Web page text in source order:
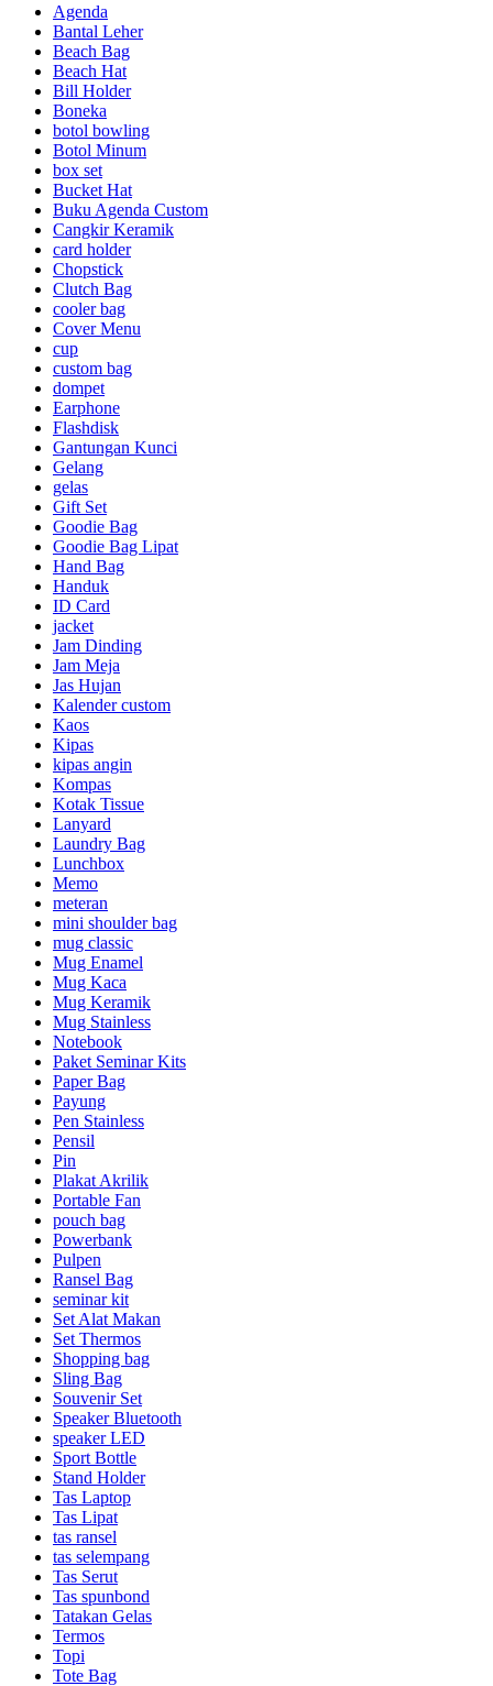
Agenda
Bantal Leher
Beach Bag
Beach Hat
Bill Holder
Boneka
botol bowling
Botol Minum
box set
Bucket Hat
Buku Agenda Custom
Cangkir Keramik
card holder
Chopstick
Clutch Bag
cooler bag
Cover Menu
cup
custom bag
dompet
Earphone
Flashdisk
Gantungan Kunci
Gelang
gelas
Gift Set
Goodie Bag
Goodie Bag Lipat
Hand Bag
Handuk
ID Card
jacket
Jam Dinding
Jam Meja
Jas Hujan
Kalender custom
Kaos
Kipas
kipas angin
Kompas
Kotak Tissue
Lanyard
Laundry Bag
Lunchbox
Memo
meteran
mini shoulder bag
mug classic
Mug Enamel
Mug Kaca
Mug Keramik
Mug Stainless
Notebook
Paket Seminar Kits
Paper Bag
Payung
Pen Stainless
Pensil
Pin
Plakat Akrilik
Portable Fan
pouch bag
Powerbank
Pulpen
Ransel Bag
seminar kit
Set Alat Makan
Set Thermos
Shopping bag
Sling Bag
Souvenir Set
Speaker Bluetooth
speaker LED
Sport Bottle
Stand Holder
Tas Laptop
Tas Lipat
tas ransel
tas selempang
Tas Serut
Tas spunbond
Tatakan Gelas
Termos
Topi
Tote Bag